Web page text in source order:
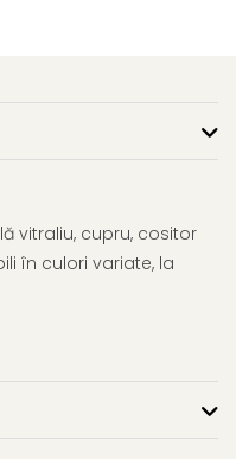
vitraliu, cupru, cositor
în culori variate, la